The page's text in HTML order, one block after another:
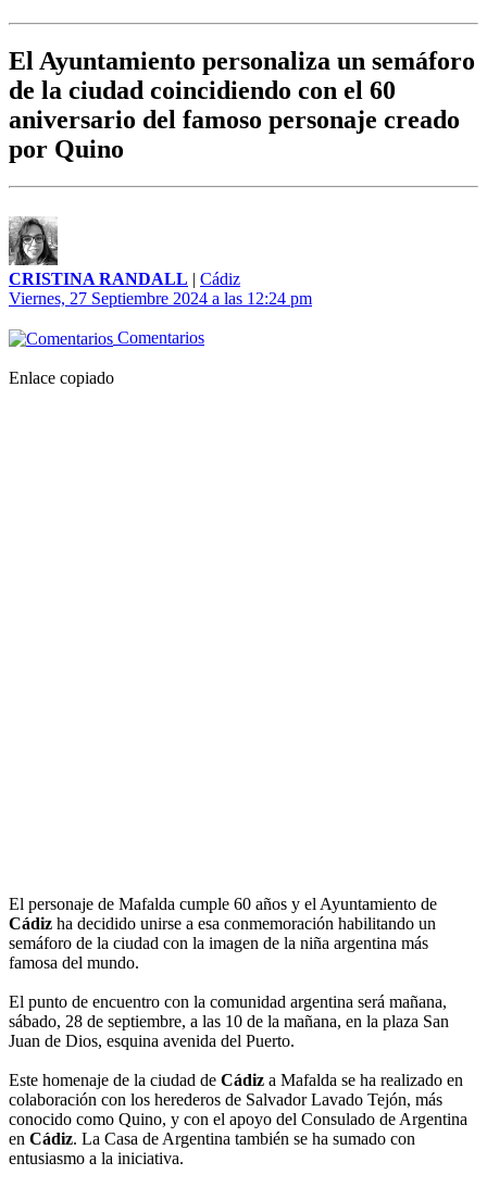
El Ayuntamiento personaliza un semáforo
de la ciudad coincidiendo con el 60
aniversario del famoso personaje creado
por Quino
CRISTINA RANDALL | Cádiz
Viernes, 27 Septiembre 2024 a las 12:24 pm
Comentarios
Enlace copiado
El personaje de Mafalda cumple 60 años y el Ayuntamiento de
Cádiz ha decidido unirse a esa conmemoración habilitando un
semáforo de la ciudad con la imagen de la niña argentina más
famosa del mundo.
El punto de encuentro con la comunidad argentina será mañana,
sábado, 28 de septiembre, a las 10 de la mañana, en la plaza San
Juan de Dios, esquina avenida del Puerto.
Este homenaje de la ciudad de Cádiz a Mafalda se ha realizado en
colaboración con los herederos de Salvador Lavado Tejón, más
conocido como Quino, y con el apoyo del Consulado de Argentina
en Cádiz. La Casa de Argentina también se ha sumado con
entusiasmo a la iniciativa.